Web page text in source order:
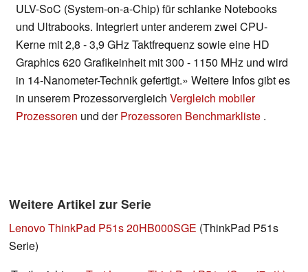
ULV-SoC (System-on-a-Chip) für schlanke Notebooks
und Ultrabooks. Integriert unter anderem zwei CPU-
Kerne mit 2,8 - 3,9 GHz Taktfrequenz sowie eine HD
Graphics 620 Grafikeinheit mit 300 - 1150 MHz und wird
in 14-Nanometer-Technik gefertigt.» Weitere Infos gibt es
in unserem Prozessorvergleich Vergleich mobiler
Prozessoren und derProzessoren Benchmarkliste .
Weitere Artikel zur Serie
Lenovo ThinkPad P51s 20HB000SGE (ThinkPad P51s
Serie)